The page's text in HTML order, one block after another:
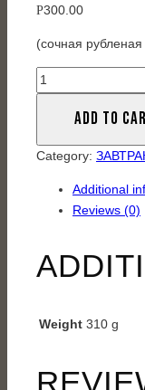
Р300.00
(сочная
Блинчики
с
ветчиной
сыром
ADD TO
Category:
Additional
Reviews (0)
Weight 310 g